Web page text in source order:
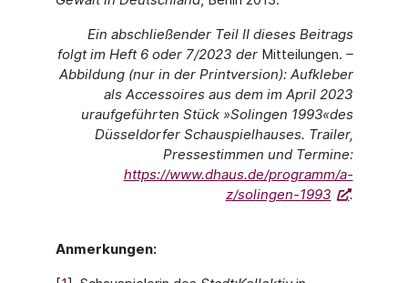
Ein abschließender Teil II dieses Beitrags
folgt im Heft 6 oder 7/2023 der Mitteilungen. –
Abbildung (nur in der Printversion): Aufkleber
als Accessoires aus dem im April 2023
uraufgeführten Stück »Solingen 1993«des
Düsseldorfer Schauspielhauses. Trailer,
Pressestimmen und Termine:
https://www.dhaus.de/programm/a-
z/solingen-1993
.
Anmerkungen: